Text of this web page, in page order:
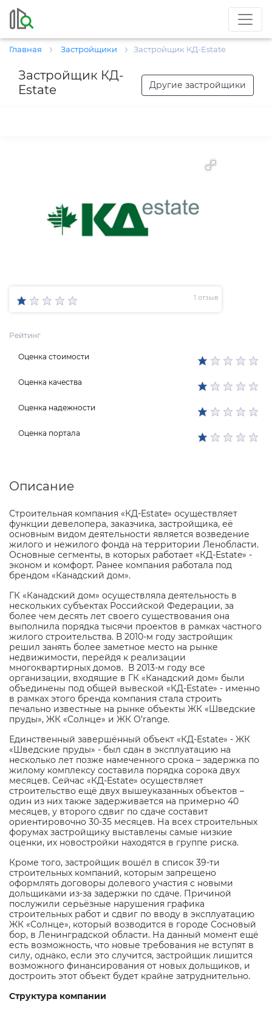
Главная Застройщики Застройщик КД-Estate
Застройщик КД-
Estate
Другие застройщики
1 отзыв
Рейтинг
Оценка стоимости
Оценка качества
Оценка надежности
Оценка портала
Описание
Строительная компания «КД-Estate» осуществляет
функции девелопера, заказчика, застройщика, её
основным видом деятельности является возведение
жилого и нежилого фонда на территории Ленобласти.
Основные сегменты, в которых работает «КД-Estate» -
эконом и комфорт. Ранее компания работала под
брендом «Канадский дом».
ГК «Канадский дом» осуществляла деятельность в
нескольких субъектах Российской Федерации, за
более чем десять лет своего существования она
выполнила порядка тысячи проектов в рамках частного
жилого строительства. В 2010-м году застройщик
решил занять более заметное место на рынке
недвижимости, перейдя к реализации
многоквартирных домов. В 2013-м году все
организации, входящие в ГК «Канадский дом» были
объединены под общей вывеской «КД-Estate» - именно
в рамках этого бренда компания стала строить
печально известные на рынке объекты ЖК «Шведские
пруды», ЖК «Солнце» и ЖК O’range.
Единственный завершённый объект «КД-Estate» - ЖК
«Шведские пруды» - был сдан в эксплуатацию на
несколько лет позже намеченного срока – задержка по
жилому комплексу составила порядка сорока двух
месяцев. Сейчас «КД-Estate» осуществляет
строительство ещё двух вышеуказанных объектов –
один из них также задерживается на примерно 40
месяцев, у второго сдвиг по сдаче составит
ориентировочно 30-35 месяцев. На всех строительных
форумах застройщику выставлены самые низкие
оценки, их новостройки находятся в группе риска.
Кроме того, застройщик вошёл в список 39-ти
строительных компаний, которым запрещено
оформлять договоры долевого участия с новыми
дольщиками из-за задержки по сдаче. Причиной
послужили серьёзные нарушения графика
строительных работ и сдвиг по вводу в эксплуатацию
ЖК «Солнце», который возводится в городе Сосновый
бор, в Ленинградской области. На данный момент ещё
есть возможность, что новые требования не вступят в
силу, однако, если это случится, застройщик лишится
возможного финансирования от новых дольщиков, и
достроить этот объект будет крайне затруднительно.
Структура компании